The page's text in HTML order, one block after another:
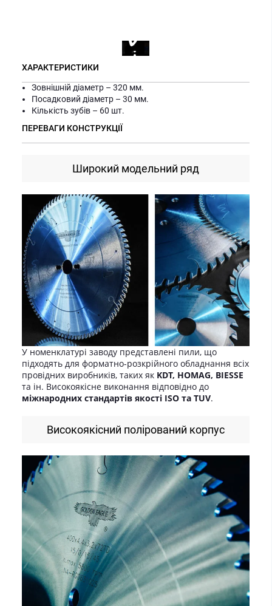
ХАРАКТЕРИСТИКИ
Зовнішній діаметр – 320 мм.
Посадковий діаметр – 30 мм.
Кількість зубів – 60 шт.
ПЕРЕВАГИ КОНСТРУКЦІЇ
Широкий модельний ряд
У номенклатурі заводу представлені пили, що
підходять для форматно-розкрійного обладнання всіх
провідних виробників, таких як KDT, HOMAG, BIESSE
та ін. Високоякісне виконання відповідно до
міжнародних стандартів якості ISO та TUV.
Високоякісний полірований корпус